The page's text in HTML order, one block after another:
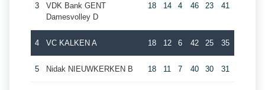
3
VDK Bank GENT
Damesvolley D
18 14 4 46 23 41
4 VC KALKEN A 18 12 6 42 25 35
5 Nidak NIEUWKERKEN B 18 11 7 40 30 31